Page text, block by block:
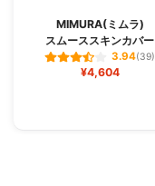
MIMURA(ミムラ)
スムーススキンカバー
3.94(39)
¥4,604